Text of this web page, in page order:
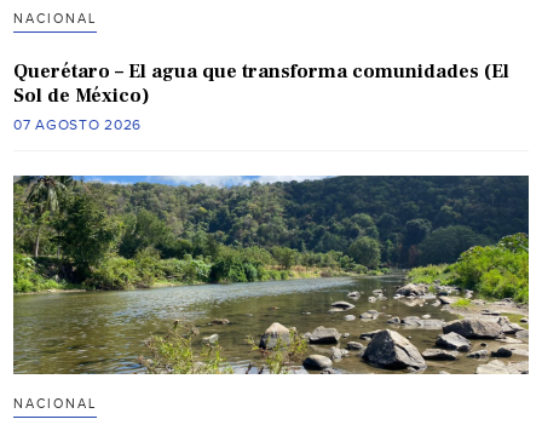
NACIONAL
Querétaro – El agua que transforma comunidades (El
Sol de México)
07 AGOSTO 2026
NACIONAL